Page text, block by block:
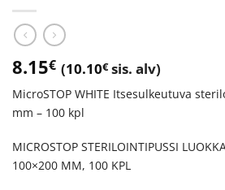
8.15€ (10.10€sis. alv)
MicroSTOP WHITE Itsesulkeutuva
mm – 100 kpl
MICROSTOP STERILOINTIPUSSI
100×200 MM, 100 KPL